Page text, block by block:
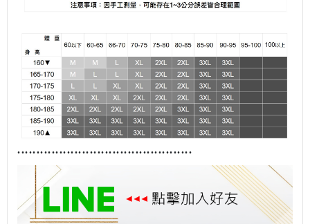
..............................................